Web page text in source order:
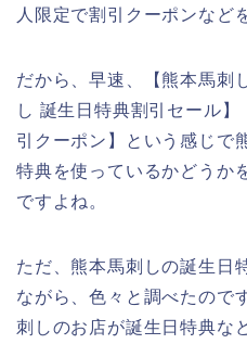
人限定で割引クーポンなど
だから、早速、【熊本馬刺
し 誕生日特典割引セール
引クーポン】という感じで
特典を使っているかどうか
ですよね。
ただ、熊本馬刺しの誕生日
ながら、色々と調べたので
刺しのお店が誕生日特典な